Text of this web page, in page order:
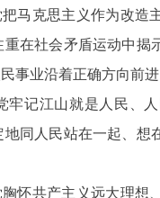
马克思主义作为改造
在社会矛盾运动中揭
事业沿着正确方向前进
牢记江山就是人民、
同人民站在一起、想
怀共产主义远大理想